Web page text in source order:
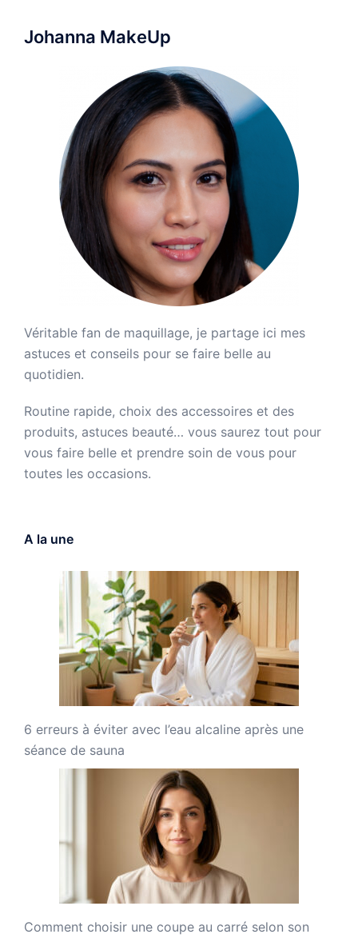
Johanna MakeUp
Véritable fan de maquillage, je partage ici mes
astuces et conseils pour se faire belle au
quotidien.
Routine rapide, choix des accessoires et des
produits, astuces beauté… vous saurez tout pour
vous faire belle et prendre soin de vous pour
toutes les occasions.
A la une
6 erreurs à éviter avec l’eau alcaline après une
séance de sauna
Comment choisir une coupe au carré selon son